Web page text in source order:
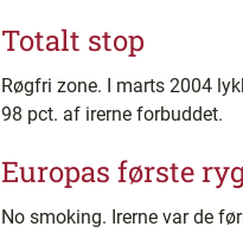
Totalt stop
Røgfri zone. I marts 2004
98 pct. af irerne forbuddet.
Europas første
No smoking. Irerne var de